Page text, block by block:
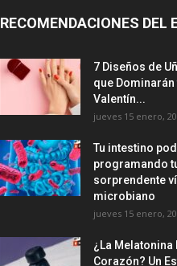
RECOMENDACIONES DEL
7 Diseños de
que Dominarán
Valentín...
jueves 15 enero,
Tu intestino
programando
sorprendente
microbiano
jueves 15 enero,
¿La Melatonina
Corazón? Un